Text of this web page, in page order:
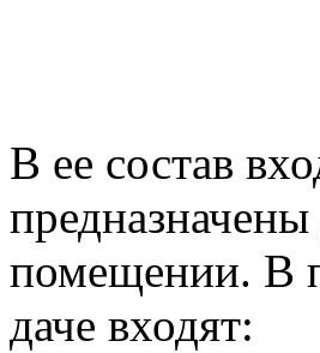
В ее состав
помещении. В
даче входят: